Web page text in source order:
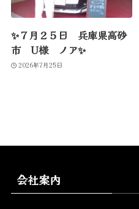
✨７月２５日 兵庫県高砂
市 U様 ノア✨
2026年7月25日
会社案内